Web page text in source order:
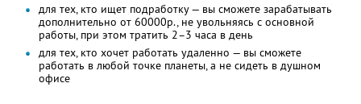
для тех, кто ищет подработку — вы сможете зарабатывать
дополнительно от 60000р., не увольняясь с основной
работы, при этом тратить 2–3 часа в день
для тех, кто хочет работать удаленно — вы сможете
работать в любой точке планеты, а не сидеть в душном
офисе